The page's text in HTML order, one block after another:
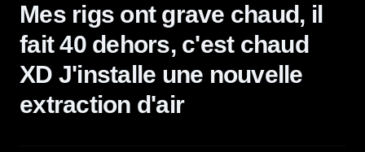
Mes rigs ont grave chaud, il
fait 40 dehors, c'est chaud
XD J'installe une nouvelle
extraction d'air